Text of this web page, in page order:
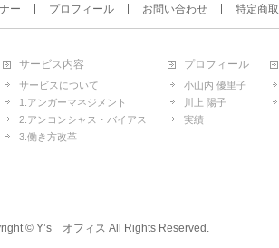
ー プロフィール お問い合わせ 特定商
サービス内容
サービスについて
1.アンガーマネジメント
2.アンコンシャス・バイアス
3.働き方改革
プロフィール
小山内 優里子
川上 陽子
実績
© Y’s オフィス All Rights Reserved.